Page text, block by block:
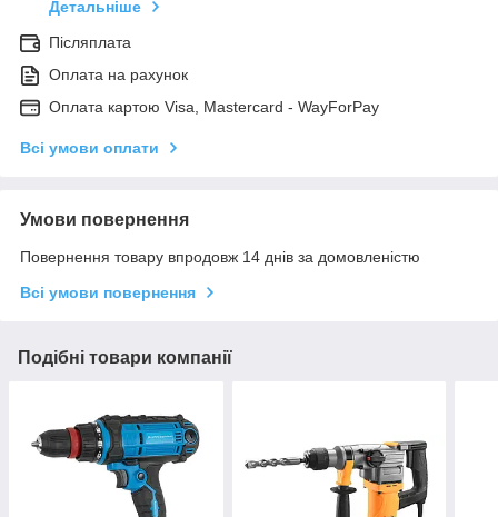
Детальніше
Післяплата
Оплата на рахунок
Оплата картою Visa, Mastercard - WayForPay
Всі умови оплати
Умови повернення
Повернення товару впродовж 14 днів за домовленістю
Всі умови повернення
Подібні товари компанії